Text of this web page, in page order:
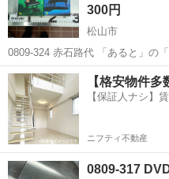
300円
松山市
0809-324 赤石路代 「あると」の「あ」 全2
に伴う多少のスレ、キズ、落とし
は現地でご確認ください ・お値引
す...
愛媛 松山市 マンガ、コ
【格安物件
【保証人ナシ】
ニフティ不動産
0809-317